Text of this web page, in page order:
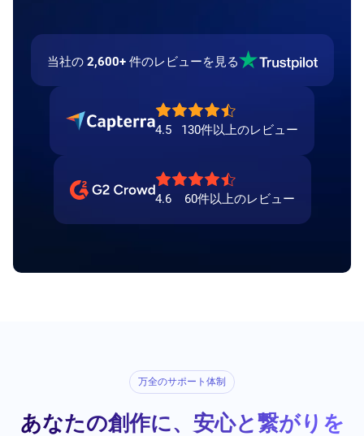
当社の 2,600+件のレビューを見る
4.5 130件以上のレビュー
4.6 60件以上のレビュー
万全のサポート体制
あなたの創作に、安心と繋がりを